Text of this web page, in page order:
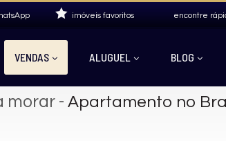
encontre
imóveis favoritos
VENDAS ALUGUEL BLOG
morar - Apartamento no